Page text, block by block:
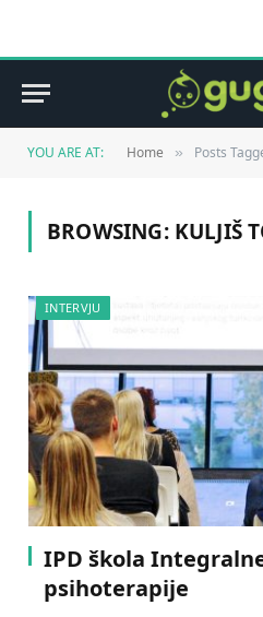
YOU ARE AT: Home » Posts
BROWSING: KULJIŠ
INTERVJU
IPD škola
psihoterapije